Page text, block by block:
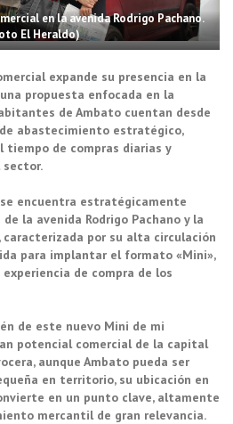
en la avenida Rodrigo Pachano.
El Heraldo)
expande su presencia en la
propuesta enfocada en la
de Ambato cuentan desde
abastecimiento estratégico,
tiempo de compras diarias y
sector.
encuentra estratégicamente
la avenida Rodrigo Pachano y la
caracterizada por su alta circulación
para implantar el formato «Mini»,
de compra de los
de este nuevo Mini de mi
potencial comercial de la capital
aunque Ambato pueda ser
en territorio, su ubicación en
en un punto clave, altamente
mercantil de gran relevancia.